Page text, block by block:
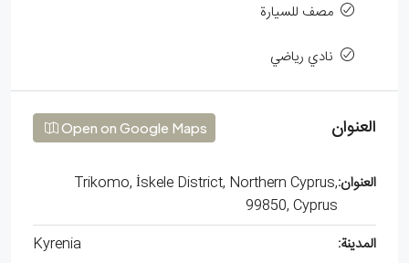
مصف للسيارة
نادي رياضي
العنوان Open on Google Maps
العنوان:Trikomo, İskele District, Northern Cyprus,
99850, Cyprus
المدينة:
Kyrenia